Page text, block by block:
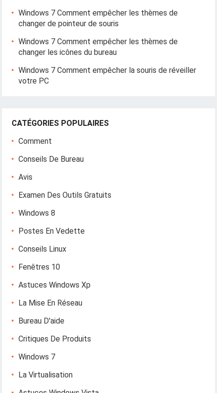
Windows 7 Comment empêcher les thèmes de
changer de pointeur de souris
Windows 7 Comment empêcher les thèmes de
changer les icônes du bureau
Windows 7 Comment empêcher la souris de réveiller
votre PC
CATÉGORIES POPULAIRES
Comment
Conseils De Bureau
Avis
Examen Des Outils Gratuits
Windows 8
Postes En Vedette
Conseils Linux
Fenêtres 10
Astuces Windows Xp
La Mise En Réseau
Bureau D'aide
Critiques De Produits
Windows 7
La Virtualisation